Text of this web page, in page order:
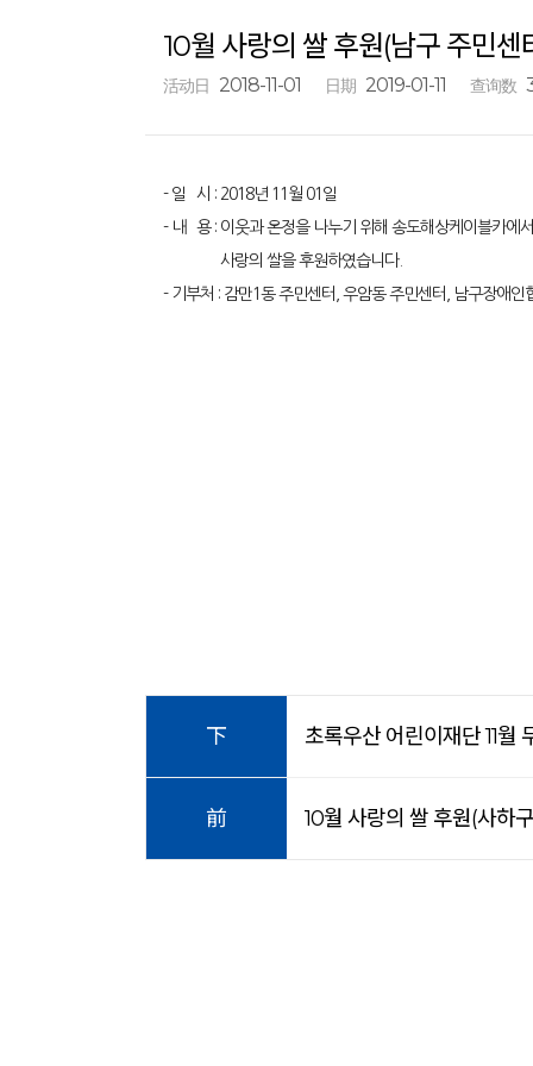
10월 사랑의 쌀 후원(남구 주민
活动日 2018-11-01 日期 2019-01-11 查询数
- 일 시 : 2018년 11월 01일
- 내 용 : 이웃과 온정을 나누기 위해 송도해상케이블카에
사랑의 쌀을 후원하였습니다.
- 기부처 : 감만1동 주민센터, 우암동 주민센터, 남구장애인
下 초록우산 어린이재단 11월
前 10월 사랑의 쌀 후원(사하